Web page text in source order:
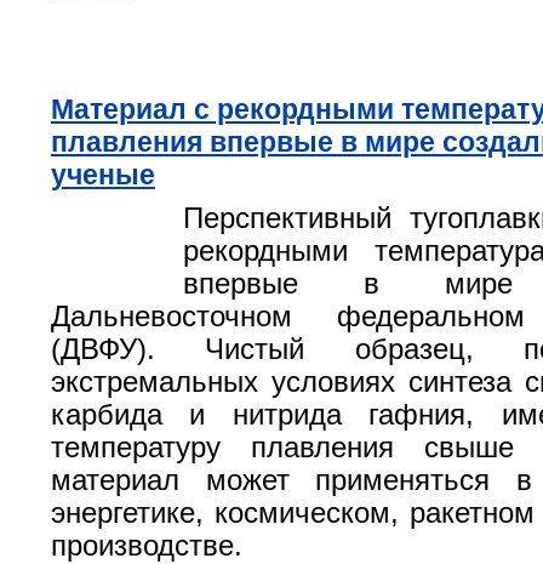
Материал с рекордными
плавления впервые в мире
ученые
Перспективный
рекордными
впервые в
Дальневосточном федеральном
(ДВФУ). Чистый образец,
экстремальных условиях синтеза
карбида и нитрида гафния,
температуру плавления
материал может применяться в
энергетике, космическом,
производстве.